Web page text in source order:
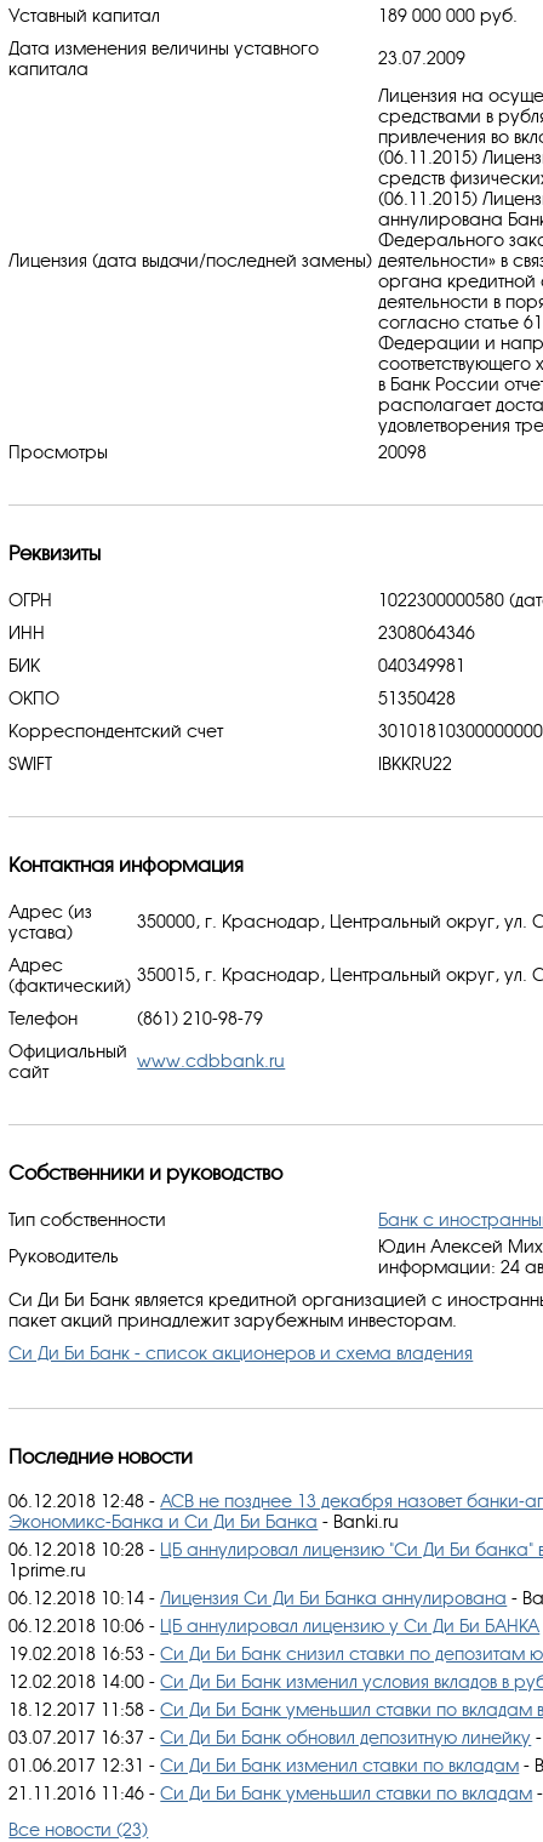
Уставный капитал
189 000 000 руб.
Дата изменения величины уставного
капитала
23.07.2009
Лицензия (дата выдачи/последней замены)
Лицензия на
средствами в
привлечения во
(06.11.2015)
средств
(06.11.2015)
аннулирована
Федерального
деятельности» в
органа
деятельности в
согласно статье
Федерации и
соответствующего
в Банк России
располагает
удовлетворения
Просмотры
20098
Реквизиты
ОГРН
1022300000580
ИНН
2308064346
БИК
040349981
ОКПО
51350428
Корреспондентский счет
SWIFT
IBKKRU22
Контактная информация
Адрес (из
устава)
350000, г. Краснодар, Центральный округ,
Адрес
(фактический)
350015, г. Краснодар, Центральный округ,
Телефон
(861) 210-98-79
Официальный
сайт
www.cdbbank.ru
Собственники и руководство
Тип собственности
Банк с
Руководитель
Юдин Алексей
информации: 24
Си Ди Би Банк является кредитной организацией с
пакет акций принадлежит зарубежным инвесторам.
Си Ди Би Банк - список акционеров и схема владения
Последние новости
06.12.2018 12:48- АСВ не позднее 13 декабря назовет банки-
Экономикс-Банка и Си Ди Би Банка - Banki.ru
06.12.2018 10:28- ЦБ аннулировал лицензию "Си Ди Би банка"
1prime.ru
06.12.2018 10:14- Лицензия Си Ди Би Банка аннулирована -
06.12.2018 10:06- ЦБ аннулировал лицензию у Си Ди Би БАНКА
19.02.2018 16:53- Си Ди Би Банк снизил ставки по депозитам
12.02.2018 14:00- Си Ди Би Банк изменил условия вкладов в
18.12.2017 11:58- Си Ди Би Банк уменьшил ставки по вкладам
03.07.2017 16:37- Си Ди Би Банк обновил депозитную линейку
01.06.2017 12:31- Си Ди Би Банк изменил ставки по вкладам -
21.11.2016 11:46- Си Ди Би Банк уменьшил ставки по вкладам
Все новости (23)